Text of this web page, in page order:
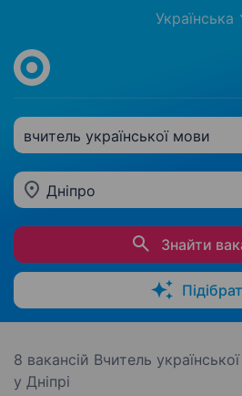
Українська
вчитель української мови
Дніпро
Знайти
8 вакансій Вчитель
у Дніпрі